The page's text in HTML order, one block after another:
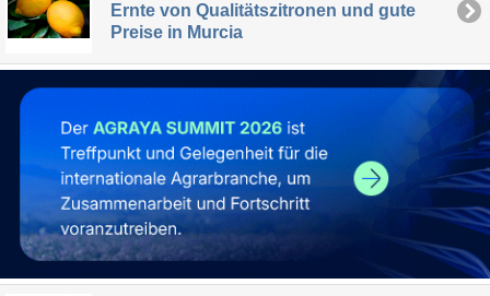
Ernte von Qualitätszitronen und gute
Preise in Murcia